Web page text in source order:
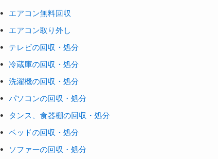
エアコン無料回収
エアコン取り外し
テレビの回収・処分
冷蔵庫の回収・処分
洗濯機の回収・処分
パソコンの回収・処分
タンス、食器棚の回収・処分
ベッドの回収・処分
ソファーの回収・処分